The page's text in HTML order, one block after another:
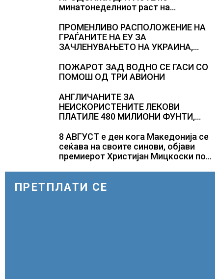
минатонеделниот раст на
ПРОМЕНЛИВО РАСПОЛОЖЕНИЕ НА
ГРАЃАНИТЕ НА ЕУ ЗА
ЗАЧЛЕНУВАЊЕТО НА УКРАИНА,
Полска, Франција и Германија
ПОЖАРОТ ЗАД ВОДНО СЕ ГАСИ СО
ПОМОШ ОД ТРИ АВИОНИ
АНГЛИЧАНИТЕ ЗА
НЕИСКОРИСТЕНИТЕ ЛЕКОВИ
ПЛАТИЛЕ 480 МИЛИОНИ ФУНТИ,
само лекови што навистина им се
потребни
8 АВГУСТ е ден кога Македонија се
сеќава на своите синови, објави
премиерот Христијан Мицкоски по
прилепски бранители
ПРЕТПЛАТИ СЕ